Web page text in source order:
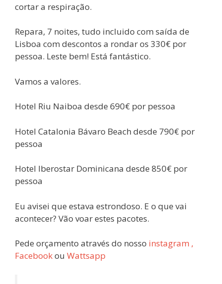
cortar a respiração.
Repara, 7 noites, tudo incluido com saída de
Lisboa com descontos a rondar os 330€ por
pessoa. Leste bem! Está fantástico.
Vamos a valores.
Hotel Riu Naiboa desde 690€ por pessoa
Hotel Catalonia Bávaro Beach desde 790€ por
pessoa
Hotel Iberostar Dominicana desde 850€ por
pessoa
Eu avisei que estava estrondoso. E o que vai
acontecer? Vão voar estes pacotes.
Pede orçamento através do nosso instagram ,
Facebookou Wattsapp